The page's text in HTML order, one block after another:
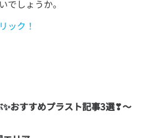
ック！
✨おすすめプラスト記事3選❣～